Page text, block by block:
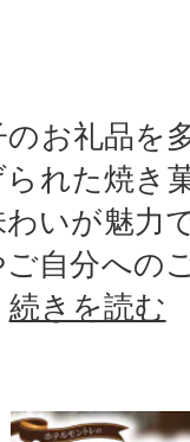
お礼品を
れた焼き
いが魅力
自分への
続きを読む